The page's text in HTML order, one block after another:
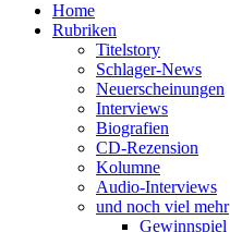
Home
Rubriken
Titelstory
Schlager-News
Neuerscheinungen
Interviews
Biografien
CD-Rezension
Kolumne
Audio-Interviews
und noch viel mehr
Gewinnspiel